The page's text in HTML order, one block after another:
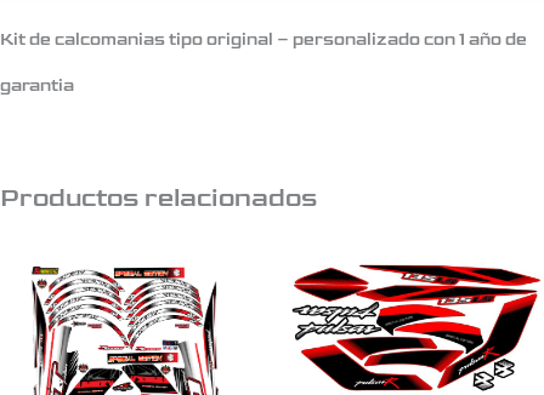
Kit de calcomanias tipo original – personalizado con 1 año de
garantia
Productos relacionados